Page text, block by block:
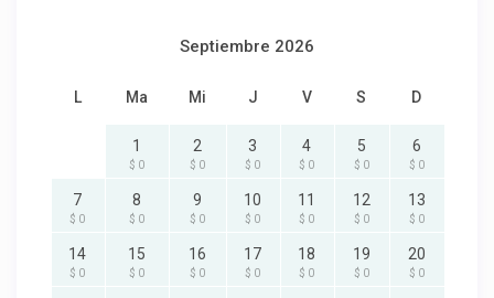
Septiembre 2026
L Ma Mi J V S D
1
$ 0
2
$ 0
3
$ 0
4
$ 0
5
$ 0
6
$ 0
7
$ 0
8
$ 0
9
$ 0
10
$ 0
11
$ 0
12
$ 0
13
$ 0
14
$ 0
15
$ 0
16
$ 0
17
$ 0
18
$ 0
19
$ 0
20
$ 0